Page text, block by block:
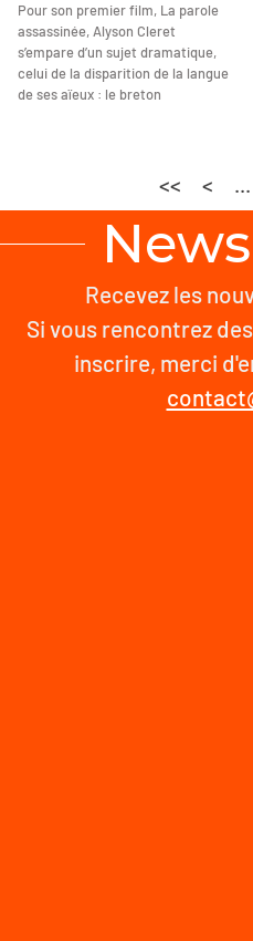
Pour son premier film, La parole
assassinée, Alyson Cleret
s’empare d’un sujet dramatique,
celui de la disparition de la langue
de ses aïeux : le breton
<< < ...
Recevez les
Si vous rencontrez
inscrire, merci